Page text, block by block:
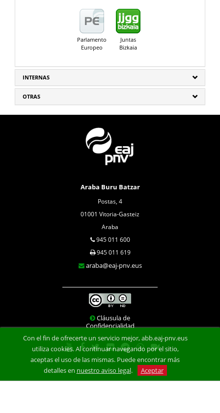
Parlamento
Europeo
Juntas
Bizkaia
INTERNAS
OTRAS
Araba Buru Batzar
Postas, 4
01001 Vitoria-Gasteiz
Araba
945 011 600
945 011 619
araba@eaj-pnv.eus
Cláusula de
Confidencialidad
Con el fin de ofrecerte un servicio mejor, abb.eaj-pnv.eus
utiliza cookies. Al continuar navegando por el sitio,
aceptas el uso de las mismas. Puede encontrar más
detalles en nuestro aviso legal. Aceptar